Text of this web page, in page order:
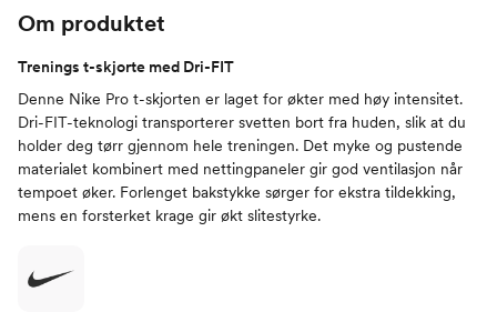
Om produktet
Trenings t-skjorte med Dri-FIT
Denne Nike Pro t-skjorten er laget for økter med høy intensitet.
Dri-FIT-teknologi transporterer svetten bort fra huden, slik at du
holder deg tørr gjennom hele treningen. Det myke og pustende
materialet kombinert med nettingpaneler gir god ventilasjon når
tempoet øker. Forlenget bakstykke sørger for ekstra tildekking,
mens en forsterket krage gir økt slitestyrke.